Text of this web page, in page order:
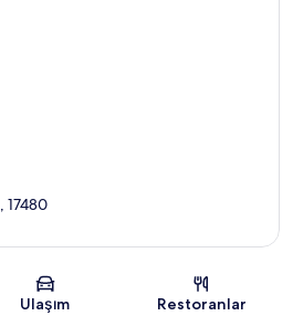
Harita
17480
Ulaşım Restoranlar